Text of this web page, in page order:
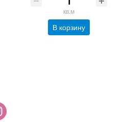
кв.м
В корзину